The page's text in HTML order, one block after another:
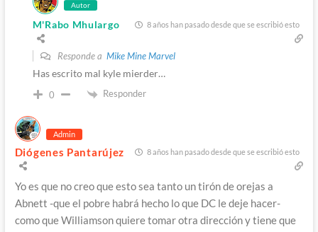
Autor
M'Rabo Mhulargo 8 años han pasado desde que se escribió esto
Responde a Mike Mine Marvel
Has escrito mal kyle mierder…
0 Responder
Admin
Diógenes Pantarújez 8 años han pasado desde que se escribió esto
Yo es que no creo que esto sea tanto un tirón de orejas a
Abnett -que el pobre habrá hecho lo que DC le deje hacer-
como que Williamson quiere tomar otra dirección y tiene que